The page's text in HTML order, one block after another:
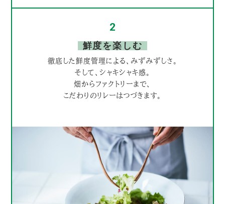
2
鮮度を楽しむ
徹底した鮮度管理による、みずみずしさ。
そして、シャキシャキ感。
畑からファクトリーまで、
こだわりのリレーはつづきます。